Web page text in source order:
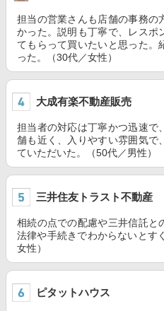
担当の営業さんも店舗の事務の
かった。説明も丁寧で、レスポ
てもらって買いたいと思った。
った。（30代／女性）
大成有楽不動産販売
担当者の対応は丁寧かつ迅速で
舗も近く、入りやすい雰囲気で
ていただいた。（50代／男性）
三井住友トラスト不動産
相続の点での配慮や三井信託と
法律や手続きでわからないとす
女性）
ピタットハウス